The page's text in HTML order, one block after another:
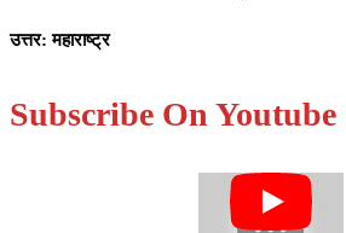
उत्तर: महाराष्ट्र
Subscribe On Youtube